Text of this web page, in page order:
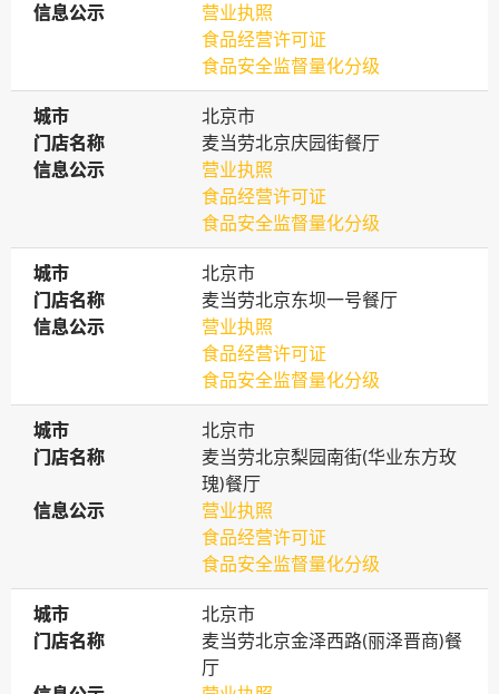
信息公示
信息公示
营业执照
食品经营许可证
食品安全监督量化分级
城市
城市
北京市
门店名称
门店名称
麦当劳北京庆园街餐厅
信息公示
信息公示
营业执照
食品经营许可证
食品安全监督量化分级
城市
城市
北京市
门店名称
门店名称
麦当劳北京东坝一号餐厅
信息公示
信息公示
营业执照
食品经营许可证
食品安全监督量化分级
城市
城市
北京市
门店名称
门店名称
麦当劳北京梨园南街(华业东方玫
瑰)餐厅
信息公示
信息公示
营业执照
食品经营许可证
食品安全监督量化分级
城市
城市
北京市
门店名称
门店名称
麦当劳北京金泽西路(丽泽晋商)餐
厅